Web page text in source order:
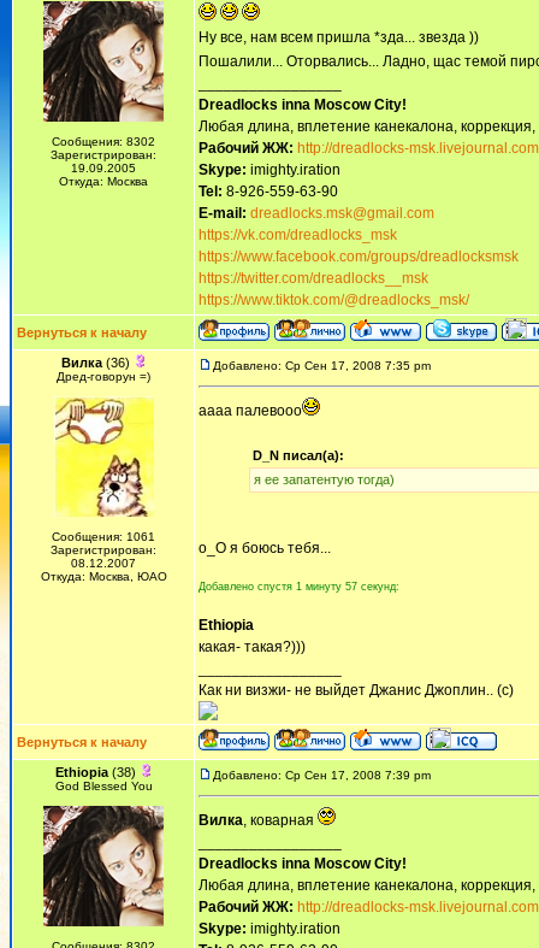
Сообщения: 8302
Зарегистрирован:
19.09.2005
Откуда: Москва
Ну все, нам всем пришла *зда... звезда ))
Пошалили... Оторвались... Ладно, щас темой
Dreadlocks inna Moscow Сity!
Любая длина, вплетение канекалона,
Рабочий ЖЖ: http://dreadlocks-
Skype: imighty.iration
Tel: 8-926-559-63-90
E-mail: dreadlocks.msk@gmail.com
https://vk.com/dreadlocks_msk
https://www.facebook.com/groups/dreadlocksmsk
https://twitter.com/dreadlocks__msk
https://www.tiktok.com/@dreadlocks_msk/
Вернуться к началу
Вилка(36)
Дред-говорун =)
Сообщения: 1061
Зарегистрирован:
08.12.2007
Откуда: Москва, ЮАО
Добавлено: Ср Сен 17, 2008 7:35 pm
аааа палевооо
D_N писал(а):
я ее запатентую тогда)
о_О я боюсь тебя...
Добавлено спустя 1 минуту 57 секунд:
Ethiopia
какая- такая?)))
Как ни визжи- не выйдет Джанис Джоплин.. (с)
Вернуться к началу
Ethiopia(38)
God Blessed You
Добавлено: Ср Сен 17, 2008 7:39 pm
Вилка, коварная
Dreadlocks inna Moscow Сity!
Любая длина, вплетение канекалона,
Рабочий ЖЖ: http://dreadlocks-
Skype: imighty.iration